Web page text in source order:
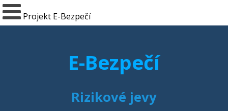
Projekt E-Bezpečí
E-Bezpečí
Rizikové jevy